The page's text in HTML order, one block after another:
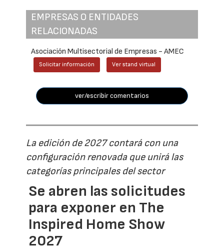
EMPRESAS O ENTIDADES
RELACIONADAS
Asociación Multisectorial de Empresas - AMEC
Solicitar información Ver stand virtual
ver/escribir comentarios
La edición de 2027 contará con una
configuración renovada que unirá las
categorías principales del sector
Se abren las solicitudes
para exponer en The
Inspired Home Show
2027